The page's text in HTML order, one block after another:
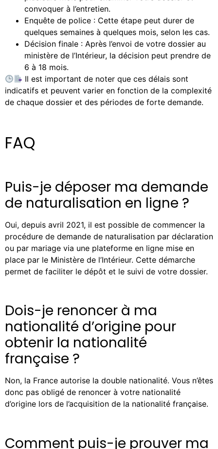
convoquer à l’entretien.
Enquête de police : Cette étape peut durer de
quelques semaines à quelques mois, selon les cas.
Décision finale : Après l’envoi de votre dossier au
ministère de l’Intérieur, la décision peut prendre de
6 à 18 mois.
Il est important de noter que ces délais sont
indicatifs et peuvent varier en fonction de la complexité
de chaque dossier et des périodes de forte demande.
FAQ
Puis-je déposer ma demande
de naturalisation en ligne ?
Oui, depuis avril 2021, il est possible de commencer la
procédure de demande de naturalisation par déclaration
ou par mariage via une plateforme en ligne mise en
place par le Ministère de l’Intérieur. Cette démarche
permet de faciliter le dépôt et le suivi de votre dossier.
Dois-je renoncer à ma
nationalité d’origine pour
obtenir la nationalité
française ?
Non, la France autorise la double nationalité. Vous n’êtes
donc pas obligé de renoncer à votre nationalité
d’origine lors de l’acquisition de la nationalité française.
Comment puis-je prouver ma